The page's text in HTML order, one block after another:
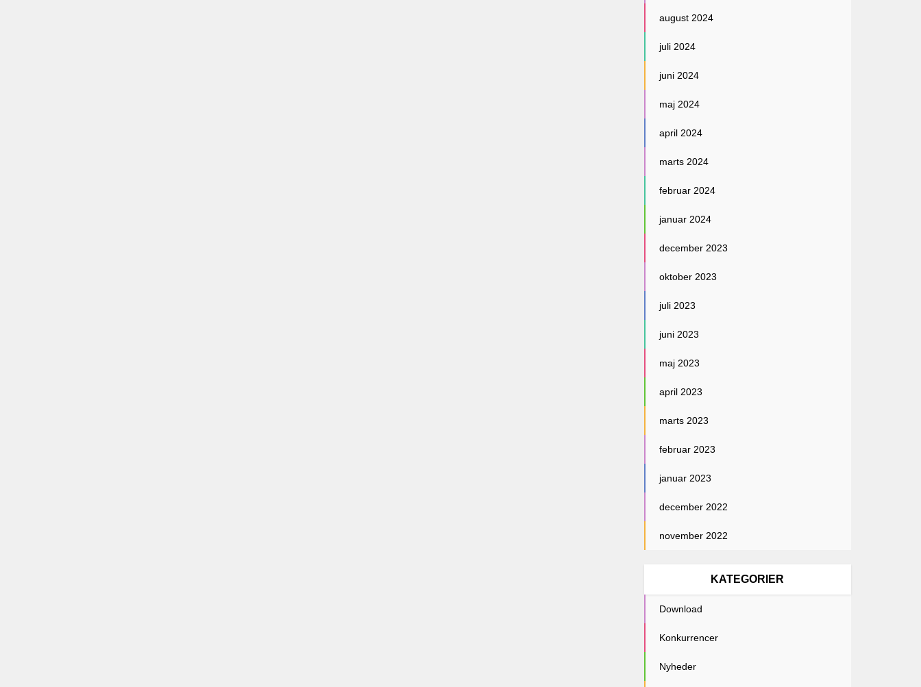
august 2024
juli 2024
juni 2024
maj 2024
april 2024
marts 2024
februar 2024
januar 2024
december 2023
oktober 2023
juli 2023
juni 2023
maj 2023
april 2023
marts 2023
februar 2023
januar 2023
december 2022
november 2022
KATEGORIER
Download
Konkurrencer
Nyheder